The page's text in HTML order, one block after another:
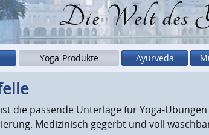
Die Welt des
Yoga-Produkte Ayurveda
ist die passende Unterlage für Yoga-
Medizinisch gegerbt und voll